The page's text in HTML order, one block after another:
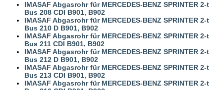
IMASAF Abgasrohr für MERCEDES-BENZ SPRINTER 2-t
Bus 208 CDI B901, B902
IMASAF Abgasrohr für MERCEDES-BENZ SPRINTER 2-t
Bus 210 D B901, B902
IMASAF Abgasrohr für MERCEDES-BENZ SPRINTER 2-t
Bus 211 CDI B901, B902
IMASAF Abgasrohr für MERCEDES-BENZ SPRINTER 2-t
Bus 212 D B901, B902
IMASAF Abgasrohr für MERCEDES-BENZ SPRINTER 2-t
Bus 213 CDI B901, B902
IMASAF Abgasrohr für MERCEDES-BENZ SPRINTER 2-t